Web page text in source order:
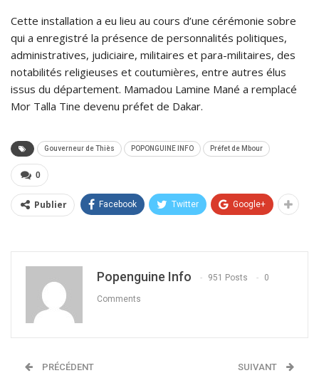
Cette installation a eu lieu au cours d’une cérémonie sobre
qui a enregistré la présence de personnalités politiques,
administratives, judiciaire, militaires et para-militaires, des
notabilités religieuses et coutumières, entre autres élus
issus du département. Mamadou Lamine Mané a remplacé
Mor Talla Tine devenu préfet de Dakar.
Gouverneur de Thiès POPONGUINE INFO Préfet de Mbour
0
Publier Facebook Twitter Google+
Popenguine Info 951 Posts 0
Comments
PRÉCÉDENT SUIVANT